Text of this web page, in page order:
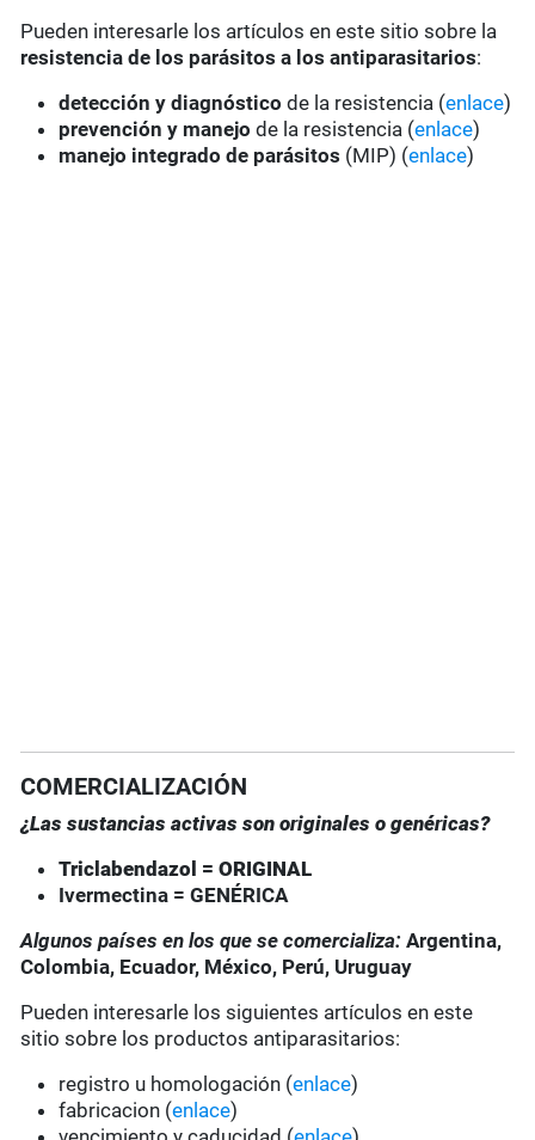
Pueden interesarle los artículos en este sitio sobre la
resistencia de los parásitos a los antiparasitarios:
detección y diagnóstico de la resistencia (enlace)
prevención y manejo de la resistencia (enlace)
manejo integrado de parásitos (MIP) (enlace)
COMERCIALIZACIÓN
¿Las sustancias activas son originales o genéricas?
Triclabendazol = ORIGINAL
Ivermectina = GENÉRICA
Algunos países en los que se comercializa:Argentina,
Colombia, Ecuador, México, Perú, Uruguay
Pueden interesarle los siguientes artículos en este
sitio sobre los productos antiparasitarios:
registro u homologación (enlace)
fabricacion (enlace)